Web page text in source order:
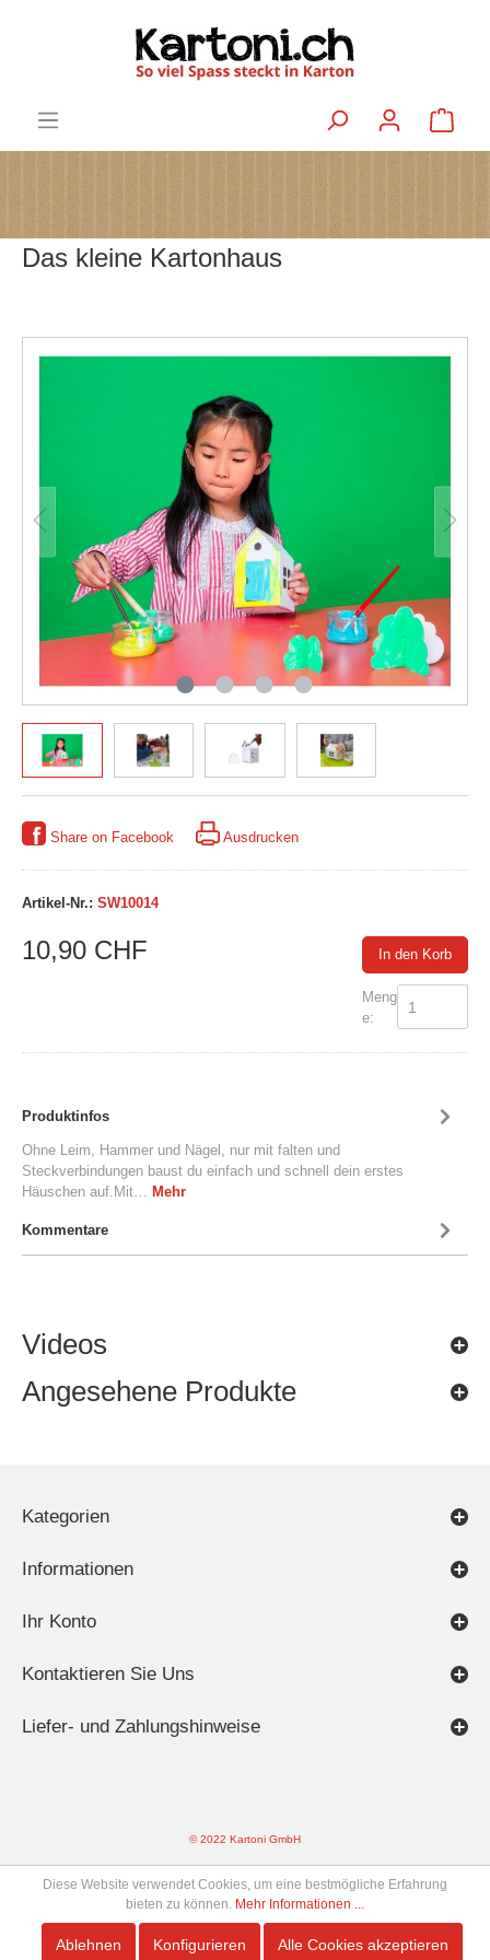
Videos
Angesehene Produkte
Das kleine Kartonhaus
Share on Facebook Ausdrucken
Artikel-Nr.: SW10014
10,90 CHF
Meng
e:
In den Korb
Produktinfos
Ohne Leim, Hammer und Nägel, nur mit falten und
Steckverbindungen baust du einfach und schnell dein erstes
Häuschen auf.Mit… Mehr
Kommentare
Kontaktieren Sie Uns
Liefer- und Zahlungshinweise
Kategorien
Informationen
Ihr Konto
© 2022 Kartoni GmbH
Diese Website verwendet Cookies, um eine bestmögliche Erfahrung
bieten zu können. Mehr Informationen ...
Ablehnen Konfigurieren Alle Cookies akzeptieren